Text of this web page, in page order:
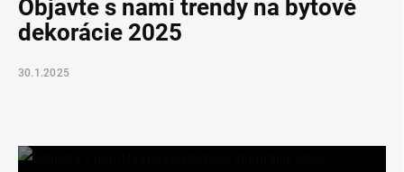
Objavte s nami trendy na bytové
dekorácie 2025
30.1.2025